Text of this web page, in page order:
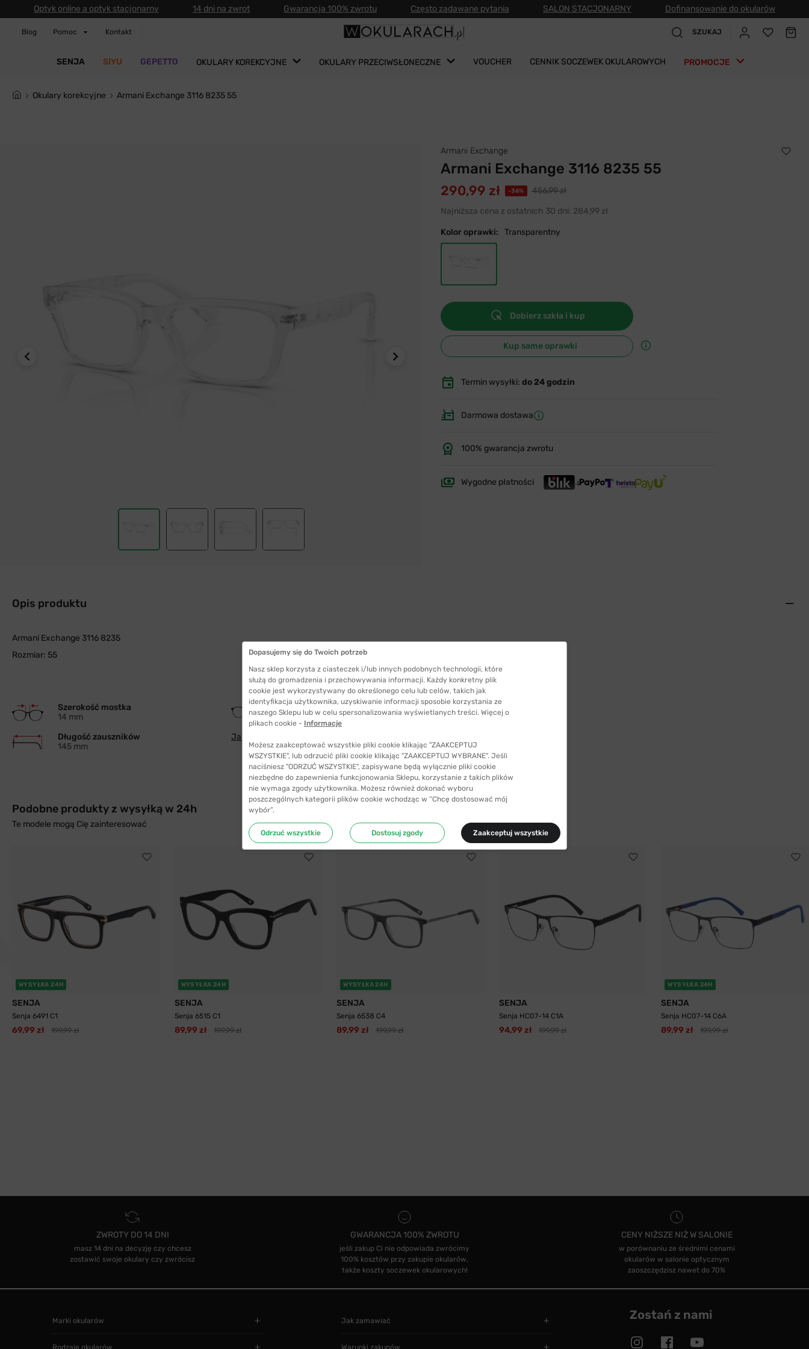
Optyk online a optyk stacjonarny 14 dni na zwrot Gwarancja 100% zwrotu Często zadawane pytania SALON STACJONARNY Dofinansowanie do okularów
Blog Pomoc Kontakt SZUKAJ
SENJA SIYU GEPETTO OKULARY KOREKCYJNE OKULARY PRZECIWSŁONECZNE VOUCHER CENNIK SOCZEWEK OKULAROWYCH PROMOCJE
Okulary korekcyjne Armani Exchange 3116 8235 55
Armani Exchange
Armani Exchange 3116 8235 55
290,99 zł -36%
456,99 zł
Najniższa cena z ostatnich 30 dni: 284,99 zł
Kolor oprawki: Transparentny
Dobierz szkła i kup
Kup same oprawki
Termin wysyłki: do 24 godzin
Darmowa dostawa
100% gwarancja zwrotu
Wygodne płatności
Opis produktu
Armani Exchange 3116 8235
Rozmiar: 55
Szerokość mostka
14 mm
Szerokość szkła
55 mm
Długość zauszników
145 mm
Jak wybrać odpowiedni rozmiar
Podobne produkty z wysyłką w 24h
Te modele mogą Cię zainteresować
WYSYŁKA 24H
SENJA
Senja 6491 C1
69,99 zł 199,99 zł
WYSYŁKA 24H
SENJA
Senja 6515 C1
89,99 zł 199,99 zł
WYSYŁKA 24H
SENJA
Senja 6538 C4
89,99 zł 199,99 zł
SENJA
Senja HC07-14 C1A
94,99 zł 199,99 zł
WYSYŁKA 24H
SENJA
Senja HC07-14 C6A
89,99 zł 199,99 zł
ZWROTY DO 14 DNI
masz 14 dni na decyzję czy chcesz
zostawić swoje okulary czy zwrócisz
GWARANCJA 100% ZWROTU
jeśli zakup Ci nie odpowiada zwrócimy
100% kosztów przy zakupie okularów,
także koszty soczewek okularowych!
CENY NIŻSZE NIŻ W SALONIE
w porównaniu ze średnimi cenami
okularów w salonie optycznym
zaoszczędzisz nawet do 70%
Zostań z nami
Marki okularów
Rodzaje okularów
Jak zamawiać
Warunki zakupów
Dopasujemy się do Twoich potrzeb
Nasz sklep korzysta z ciasteczek i/lub innych podobnych technologii, które
służą do gromadzenia i przechowywania informacji. Każdy konkretny plik
cookie jest wykorzystywany do określonego celu lub celów, takich jak
identyfikacja użytkownika, uzyskiwanie informacji sposobie korzystania ze
naszego Sklepu lub w celu spersonalizowania wyświetlanych treści. Więcej o
plikach cookie - Informacje
Możesz zaakceptować wszystkie pliki cookie klikając "ZAAKCEPTUJ
WSZYSTKIE", lub odrzucić pliki cookie klikając "ZAAKCEPTUJ WYBRANE". Jeśli
naciśniesz "ODRZUĆ WSZYSTKIE", zapisywane będą wyłącznie pliki cookie
niezbędne do zapewnienia funkcjonowania Sklepu, korzystanie z takich plików
nie wymaga zgody użytkownika. Możesz również dokonać wyboru
poszczególnych kategorii plików cookie wchodząc w “Chcę dostosować mój
wybór”.
Odrzuć wszystkie Dostosuj zgody Zaakceptuj wszystkie